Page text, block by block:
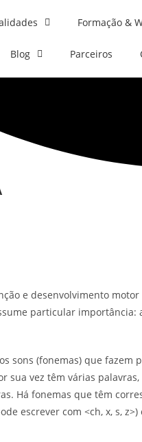
Formação &
Blog Parceiros
e desenvolvimento motor
particular importância:
sons (fonemas) que fazem
sua vez têm várias palavras,
Há fonemas que têm
escrever com <ch, x, s, z>)